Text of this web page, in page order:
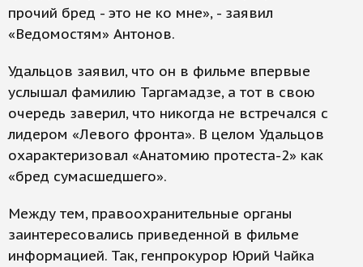
прочий бред - это не ко мне», - заявил
«Ведомостям» Антонов.
Удальцов заявил, что он в фильме впервые
услышал фамилию Таргамадзе, а тот в свою
очередь заверил, что никогда не встречался с
лидером «Левого фронта». В целом Удальцов
охарактеризовал «Анатомию протеста-2» как
«бред сумасшедшего».
Между тем, правоохранительные органы
заинтересовались приведенной в фильме
информацией. Так, генпрокурор Юрий Чайка